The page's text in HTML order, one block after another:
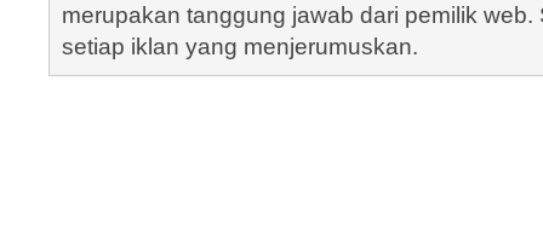
merupakan tanggung jawab dari pemilik
setiap iklan yang menjerumuskan.